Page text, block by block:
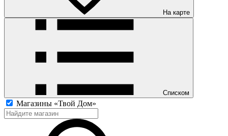
На карте
Списком
Магазины «Твой Дом»